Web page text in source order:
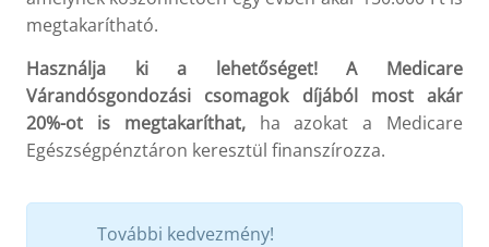
megtakarítható.
Használja ki a lehetőséget! A Medicare
Várandósgondozási csomagok díjából most akár
20%-ot is megtakaríthat,ha azokat a Medicare
Egészségpénztáron keresztül finanszírozza.
További kedvezmény!